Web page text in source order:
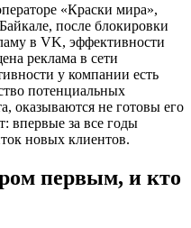
«Краски мира»,
после блокировки
в VK, эффективности
реклама в сети
у компании есть
потенциальных
оказываются не готовы его
впервые за все годы
новых клиентов.
первым, и кто